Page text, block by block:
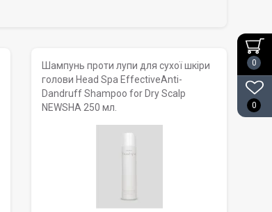
0
0
Шампунь проти лупи для сухої шкіри
голови Head Spa EffectiveAnti-
Dandruff Shampoo for Dry Scalp
NEWSHA 250 мл.